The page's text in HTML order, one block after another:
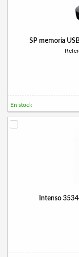
SP memoria
En stock
Intenso